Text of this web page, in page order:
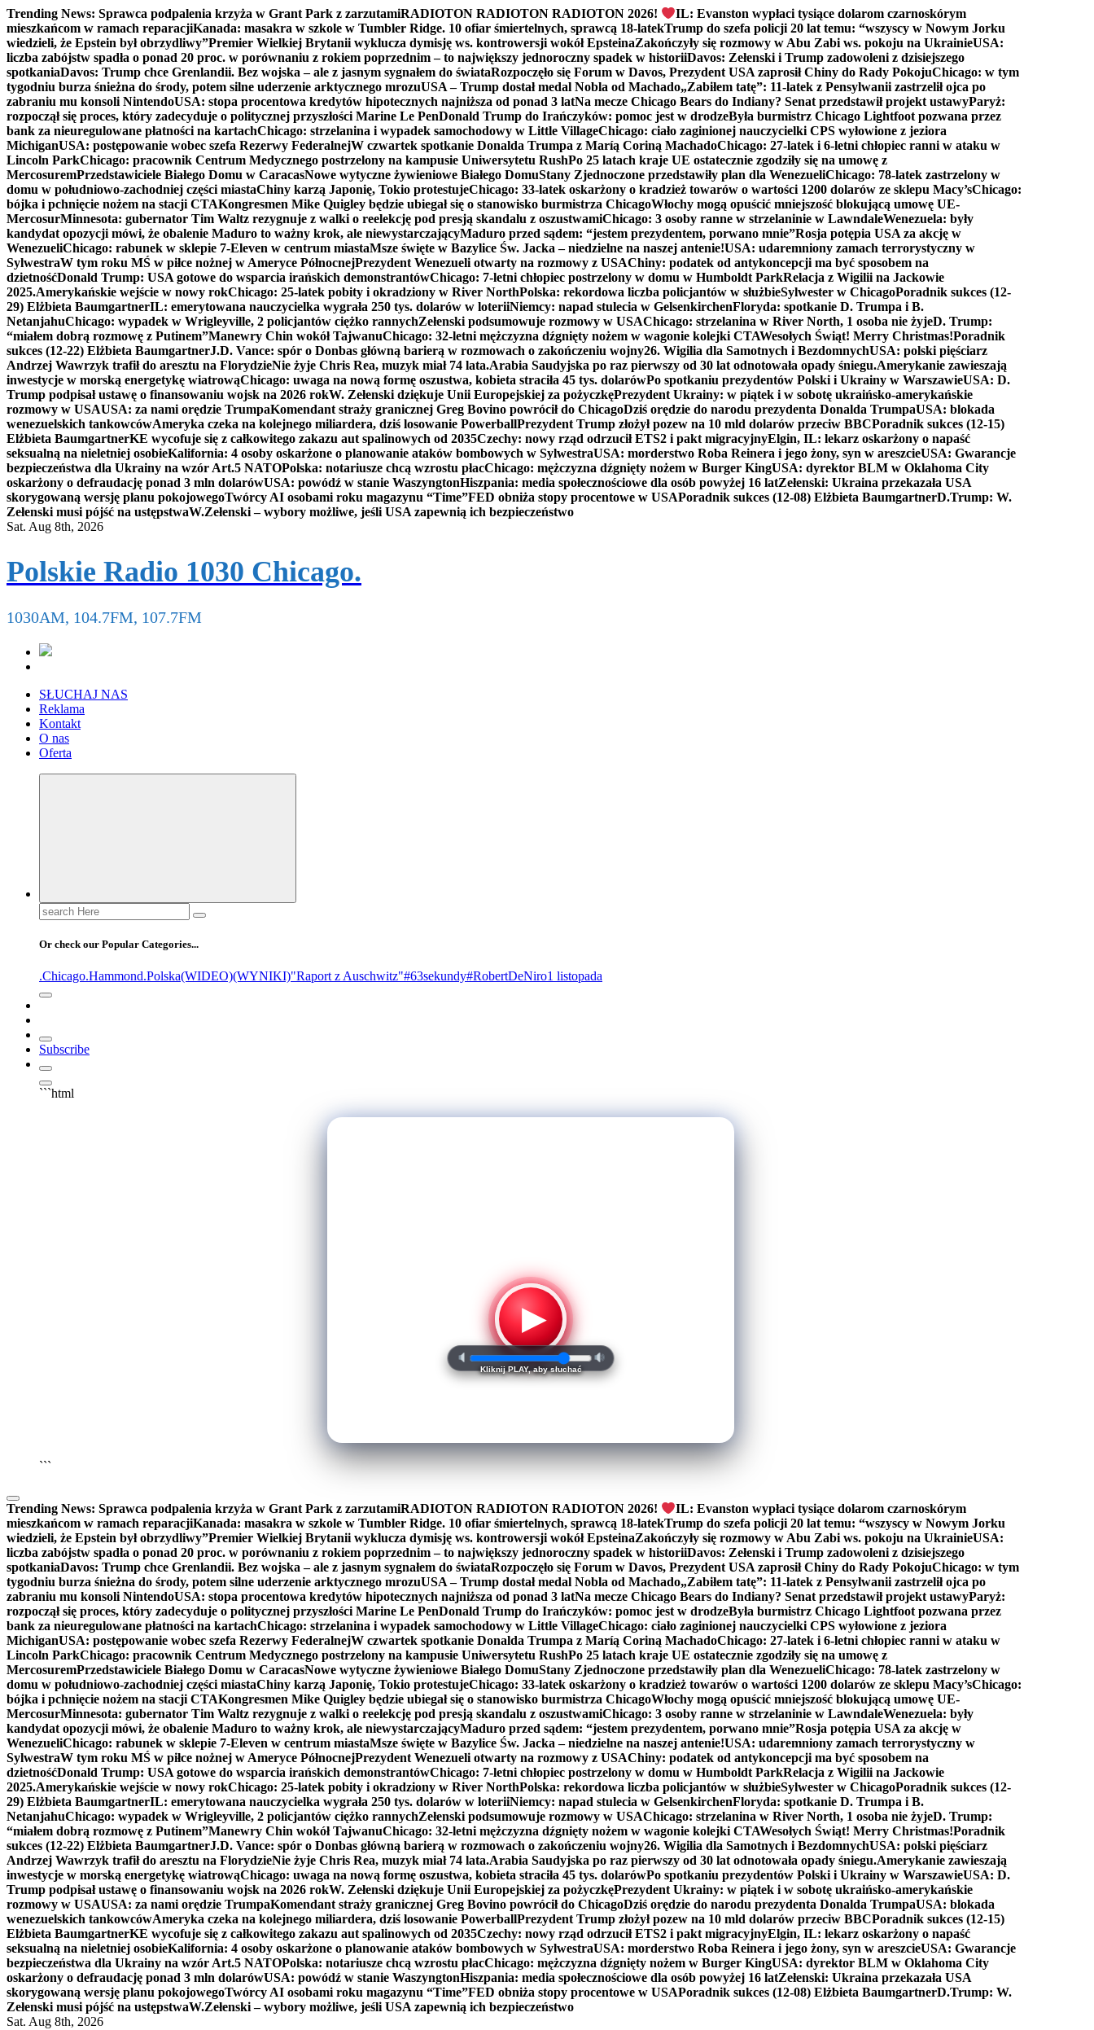
Skip
to
content
Trending News: Sprawca podpalenia krzyża w Grant Park z zarzutamiRADIOTON RADIOTON RADIOTON 2026!
IL: Evanston wypłaci tysiące dolarom czarnoskórym
mieszkańcom w ramach reparacjiKanada: masakra w szkole w Tumbler Ridge. 10 ofiar śmiertelnych, sprawcą 18-latekTrump do szefa policji 20 lat temu: “wszyscy w Nowym Jorku
wiedzieli, że Epstein był obrzydliwy”Premier Wielkiej Brytanii wyklucza dymisję ws. kontrowersji wokół EpsteinaZakończyły się rozmowy w Abu Zabi ws. pokoju na UkrainieUSA:
liczba zabójstw spadła o ponad 20 proc. w porównaniu z rokiem poprzednim – to największy jednoroczny spadek w historiiDavos: Zełenski i Trump zadowoleni z dzisiejszego
spotkaniaDavos: Trump chce Grenlandii. Bez wojska – ale z jasnym sygnałem do świataRozpoczęło się Forum w Davos, Prezydent USA zaprosił Chiny do Rady PokojuChicago: w tym
tygodniu burza śnieżna do środy, potem silne uderzenie arktycznego mrozuUSA – Trump dostał medal Nobla od Machado„Zabiłem tatę”: 11-latek z Pensylwanii zastrzelił ojca po
zabraniu mu konsoli NintendoUSA: stopa procentowa kredytów hipotecznych najniższa od ponad 3 latNa mecze Chicago Bears do Indiany? Senat przedstawił projekt ustawyParyż:
rozpoczął się proces, który zadecyduje o politycznej przyszłości Marine Le PenDonald Trump do Irańczyków: pomoc jest w drodzeByła burmistrz Chicago Lightfoot pozwana przez
bank za nieuregulowane płatności na kartachChicago: strzelanina i wypadek samochodowy w Little VillageChicago: ciało zaginionej nauczycielki CPS wyłowione z jeziora
MichiganUSA: postępowanie wobec szefa Rezerwy FederalnejW czwartek spotkanie Donalda Trumpa z Maríą Coriną MachadoChicago: 27-latek i 6-letni chłopiec ranni w ataku w
Lincoln ParkChicago: pracownik Centrum Medycznego postrzelony na kampusie Uniwersytetu RushPo 25 latach kraje UE ostatecznie zgodziły się na umowę z
MercosuremPrzedstawiciele Białego Domu w CaracasNowe wytyczne żywieniowe Białego DomuStany Zjednoczone przedstawiły plan dla WenezueliChicago: 78-latek zastrzelony w
domu w południowo-zachodniej części miastaChiny karzą Japonię, Tokio protestujeChicago: 33-latek oskarżony o kradzież towarów o wartości 1200 dolarów ze sklepu Macy’sChicago:
bójka i pchnięcie nożem na stacji CTAKongresmen Mike Quigley będzie ubiegał się o stanowisko burmistrza ChicagoWłochy mogą opuścić mniejszość blokującą umowę UE-
MercosurMinnesota: gubernator Tim Waltz rezygnuje z walki o reelekcję pod presją skandalu z oszustwamiChicago: 3 osoby ranne w strzelaninie w LawndaleWenezuela: były
kandydat opozycji mówi, że obalenie Maduro to ważny krok, ale niewystarczającyMaduro przed sądem: “jestem prezydentem, porwano mnie”Rosja potępia USA za akcję w
WenezueliChicago: rabunek w sklepie 7-Eleven w centrum miastaMsze święte w Bazylice Św. Jacka – niedzielne na naszej antenie!USA: udaremniony zamach terrorystyczny w
SylwestraW tym roku MŚ w piłce nożnej w Ameryce PółnocnejPrezydent Wenezueli otwarty na rozmowy z USAChiny: podatek od antykoncepcji ma być sposobem na
dzietnośćDonald Trump: USA gotowe do wsparcia irańskich demonstrantówChicago: 7-letni chłopiec postrzelony w domu w Humboldt ParkRelacja z Wigilii na Jackowie
2025.Amerykańskie wejście w nowy rokChicago: 25-latek pobity i okradziony w River NorthPolska: rekordowa liczba policjantów w służbieSylwester w ChicagoPoradnik sukces (12-
29) Elżbieta BaumgartnerIL: emerytowana nauczycielka wygrała 250 tys. dolarów w loteriiNiemcy: napad stulecia w GelsenkirchenFloryda: spotkanie D. Trumpa i B.
NetanjahuChicago: wypadek w Wrigleyville, 2 policjantów ciężko rannychZełenski podsumowuje rozmowy w USAChicago: strzelanina w River North, 1 osoba nie żyjeD. Trump:
“miałem dobrą rozmowę z Putinem”Manewry Chin wokół TajwanuChicago: 32-letni mężczyzna dźgnięty nożem w wagonie kolejki CTAWesołych Świąt! Merry Christmas!Poradnik
sukces (12-22) Elżbieta BaumgartnerJ.D. Vance: spór o Donbas główną barierą w rozmowach o zakończeniu wojny26. Wigilia dla Samotnych i BezdomnychUSA: polski pięściarz
Andrzej Wawrzyk trafił do aresztu na FlorydzieNie żyje Chris Rea, muzyk miał 74 lata.Arabia Saudyjska po raz pierwszy od 30 lat odnotowała opady śniegu.Amerykanie zawieszają
inwestycje w morską energetykę wiatrowąChicago: uwaga na nową formę oszustwa, kobieta straciła 45 tys. dolarówPo spotkaniu prezydentów Polski i Ukrainy w WarszawieUSA: D.
Trump podpisał ustawę o finansowaniu wojsk na 2026 rokW. Zełenski dziękuje Unii Europejskiej za pożyczkęPrezydent Ukrainy: w piątek i w sobotę ukraińsko-amerykańskie
rozmowy w USAUSA: za nami orędzie TrumpaKomendant straży granicznej Greg Bovino powrócił do ChicagoDziś orędzie do narodu prezydenta Donalda TrumpaUSA: blokada
wenezuelskich tankowcówAmeryka czeka na kolejnego miliardera, dziś losowanie PowerballPrezydent Trump złożył pozew na 10 mld dolarów przeciw BBCPoradnik sukces (12-15)
Elżbieta BaumgartnerKE wycofuje się z całkowitego zakazu aut spalinowych od 2035Czechy: nowy rząd odrzucił ETS2 i pakt migracyjnyElgin, IL: lekarz oskarżony o napaść
seksualną na nieletniej osobieKalifornia: 4 osoby oskarżone o planowanie ataków bombowych w SylwestraUSA: morderstwo Roba Reinera i jego żony, syn w areszcieUSA: Gwarancje
bezpieczeństwa dla Ukrainy na wzór Art.5 NATOPolska: notariusze chcą wzrostu płacChicago: mężczyzna dźgnięty nożem w Burger KingUSA: dyrektor BLM w Oklahoma City
oskarżony o defraudację ponad 3 mln dolarówUSA: powódź w stanie WaszyngtonHiszpania: media społecznościowe dla osób powyżej 16 latZełenski: Ukraina przekazała USA
skorygowaną wersję planu pokojowegoTwórcy AI osobami roku magazynu “Time”FED obniża stopy procentowe w USAPoradnik sukces (12-08) Elżbieta BaumgartnerD.Trump: W.
Zełenski musi pójść na ustępstwaW.Zełenski – wybory możliwe, jeśli USA zapewnią ich bezpieczeństwo
Sat. Aug 8th, 2026
Polskie Radio 1030 Chicago.
1030AM, 104.7FM, 107.7FM
SŁUCHAJ NAS
Reklama
Kontakt
O nas
Oferta
Search
for:
Or check our Popular Categories...
.Chicago.Hammond.Polska(WIDEO)(WYNIKI)"Raport z Auschwitz"#63sekundy#RobertDeNiro1 listopada
Subscribe
```html
▶
Kliknij PLAY, aby słuchać
```
Trending News: Sprawca podpalenia krzyża w Grant Park z zarzutamiRADIOTON RADIOTON RADIOTON 2026!
IL: Evanston wypłaci tysiące dolarom czarnoskórym
mieszkańcom w ramach reparacjiKanada: masakra w szkole w Tumbler Ridge. 10 ofiar śmiertelnych, sprawcą 18-latekTrump do szefa policji 20 lat temu: “wszyscy w Nowym Jorku
wiedzieli, że Epstein był obrzydliwy”Premier Wielkiej Brytanii wyklucza dymisję ws. kontrowersji wokół EpsteinaZakończyły się rozmowy w Abu Zabi ws. pokoju na UkrainieUSA:
liczba zabójstw spadła o ponad 20 proc. w porównaniu z rokiem poprzednim – to największy jednoroczny spadek w historiiDavos: Zełenski i Trump zadowoleni z dzisiejszego
spotkaniaDavos: Trump chce Grenlandii. Bez wojska – ale z jasnym sygnałem do świataRozpoczęło się Forum w Davos, Prezydent USA zaprosił Chiny do Rady PokojuChicago: w tym
tygodniu burza śnieżna do środy, potem silne uderzenie arktycznego mrozuUSA – Trump dostał medal Nobla od Machado„Zabiłem tatę”: 11-latek z Pensylwanii zastrzelił ojca po
zabraniu mu konsoli NintendoUSA: stopa procentowa kredytów hipotecznych najniższa od ponad 3 latNa mecze Chicago Bears do Indiany? Senat przedstawił projekt ustawyParyż:
rozpoczął się proces, który zadecyduje o politycznej przyszłości Marine Le PenDonald Trump do Irańczyków: pomoc jest w drodzeByła burmistrz Chicago Lightfoot pozwana przez
bank za nieuregulowane płatności na kartachChicago: strzelanina i wypadek samochodowy w Little VillageChicago: ciało zaginionej nauczycielki CPS wyłowione z jeziora
MichiganUSA: postępowanie wobec szefa Rezerwy FederalnejW czwartek spotkanie Donalda Trumpa z Maríą Coriną MachadoChicago: 27-latek i 6-letni chłopiec ranni w ataku w
Lincoln ParkChicago: pracownik Centrum Medycznego postrzelony na kampusie Uniwersytetu RushPo 25 latach kraje UE ostatecznie zgodziły się na umowę z
MercosuremPrzedstawiciele Białego Domu w CaracasNowe wytyczne żywieniowe Białego DomuStany Zjednoczone przedstawiły plan dla WenezueliChicago: 78-latek zastrzelony w
domu w południowo-zachodniej części miastaChiny karzą Japonię, Tokio protestujeChicago: 33-latek oskarżony o kradzież towarów o wartości 1200 dolarów ze sklepu Macy’sChicago:
bójka i pchnięcie nożem na stacji CTAKongresmen Mike Quigley będzie ubiegał się o stanowisko burmistrza ChicagoWłochy mogą opuścić mniejszość blokującą umowę UE-
MercosurMinnesota: gubernator Tim Waltz rezygnuje z walki o reelekcję pod presją skandalu z oszustwamiChicago: 3 osoby ranne w strzelaninie w LawndaleWenezuela: były
kandydat opozycji mówi, że obalenie Maduro to ważny krok, ale niewystarczającyMaduro przed sądem: “jestem prezydentem, porwano mnie”Rosja potępia USA za akcję w
WenezueliChicago: rabunek w sklepie 7-Eleven w centrum miastaMsze święte w Bazylice Św. Jacka – niedzielne na naszej antenie!USA: udaremniony zamach terrorystyczny w
SylwestraW tym roku MŚ w piłce nożnej w Ameryce PółnocnejPrezydent Wenezueli otwarty na rozmowy z USAChiny: podatek od antykoncepcji ma być sposobem na
dzietnośćDonald Trump: USA gotowe do wsparcia irańskich demonstrantówChicago: 7-letni chłopiec postrzelony w domu w Humboldt ParkRelacja z Wigilii na Jackowie
2025.Amerykańskie wejście w nowy rokChicago: 25-latek pobity i okradziony w River NorthPolska: rekordowa liczba policjantów w służbieSylwester w ChicagoPoradnik sukces (12-
29) Elżbieta BaumgartnerIL: emerytowana nauczycielka wygrała 250 tys. dolarów w loteriiNiemcy: napad stulecia w GelsenkirchenFloryda: spotkanie D. Trumpa i B.
NetanjahuChicago: wypadek w Wrigleyville, 2 policjantów ciężko rannychZełenski podsumowuje rozmowy w USAChicago: strzelanina w River North, 1 osoba nie żyjeD. Trump:
“miałem dobrą rozmowę z Putinem”Manewry Chin wokół TajwanuChicago: 32-letni mężczyzna dźgnięty nożem w wagonie kolejki CTAWesołych Świąt! Merry Christmas!Poradnik
sukces (12-22) Elżbieta BaumgartnerJ.D. Vance: spór o Donbas główną barierą w rozmowach o zakończeniu wojny26. Wigilia dla Samotnych i BezdomnychUSA: polski pięściarz
Andrzej Wawrzyk trafił do aresztu na FlorydzieNie żyje Chris Rea, muzyk miał 74 lata.Arabia Saudyjska po raz pierwszy od 30 lat odnotowała opady śniegu.Amerykanie zawieszają
inwestycje w morską energetykę wiatrowąChicago: uwaga na nową formę oszustwa, kobieta straciła 45 tys. dolarówPo spotkaniu prezydentów Polski i Ukrainy w WarszawieUSA: D.
Trump podpisał ustawę o finansowaniu wojsk na 2026 rokW. Zełenski dziękuje Unii Europejskiej za pożyczkęPrezydent Ukrainy: w piątek i w sobotę ukraińsko-amerykańskie
rozmowy w USAUSA: za nami orędzie TrumpaKomendant straży granicznej Greg Bovino powrócił do ChicagoDziś orędzie do narodu prezydenta Donalda TrumpaUSA: blokada
wenezuelskich tankowcówAmeryka czeka na kolejnego miliardera, dziś losowanie PowerballPrezydent Trump złożył pozew na 10 mld dolarów przeciw BBCPoradnik sukces (12-15)
Elżbieta BaumgartnerKE wycofuje się z całkowitego zakazu aut spalinowych od 2035Czechy: nowy rząd odrzucił ETS2 i pakt migracyjnyElgin, IL: lekarz oskarżony o napaść
seksualną na nieletniej osobieKalifornia: 4 osoby oskarżone o planowanie ataków bombowych w SylwestraUSA: morderstwo Roba Reinera i jego żony, syn w areszcieUSA: Gwarancje
bezpieczeństwa dla Ukrainy na wzór Art.5 NATOPolska: notariusze chcą wzrostu płacChicago: mężczyzna dźgnięty nożem w Burger KingUSA: dyrektor BLM w Oklahoma City
oskarżony o defraudację ponad 3 mln dolarówUSA: powódź w stanie WaszyngtonHiszpania: media społecznościowe dla osób powyżej 16 latZełenski: Ukraina przekazała USA
skorygowaną wersję planu pokojowegoTwórcy AI osobami roku magazynu “Time”FED obniża stopy procentowe w USAPoradnik sukces (12-08) Elżbieta BaumgartnerD.Trump: W.
Zełenski musi pójść na ustępstwaW.Zełenski – wybory możliwe, jeśli USA zapewnią ich bezpieczeństwo
Sat. Aug 8th, 2026